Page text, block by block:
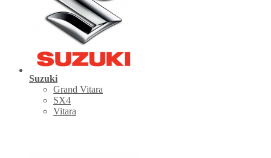
Suzuki
Grand Vitara
SX4
Vitara